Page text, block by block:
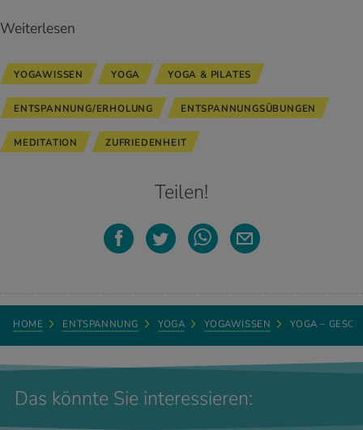
Weiterlesen
YOGAWISSEN YOGA YOGA & PILATES
ENTSPANNUNG/ERHOLUNG ENTSPANNUNGSÜBUNGEN
MEDITATION ZUFRIEDENHEIT
Teilen!
HOME ENTSPANNUNG YOGA YOGAWISSEN YOGA –
Das könnte Sie interessieren: